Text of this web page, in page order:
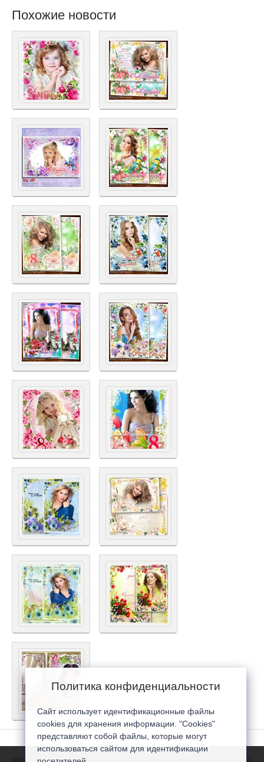
Похожие новости
Политика конфиденциальности
Сайт использует идентификационные файлы
cookies для хранения информации. "Cookies"
представляют собой файлы, которые могут
использоваться сайтом для идентификации